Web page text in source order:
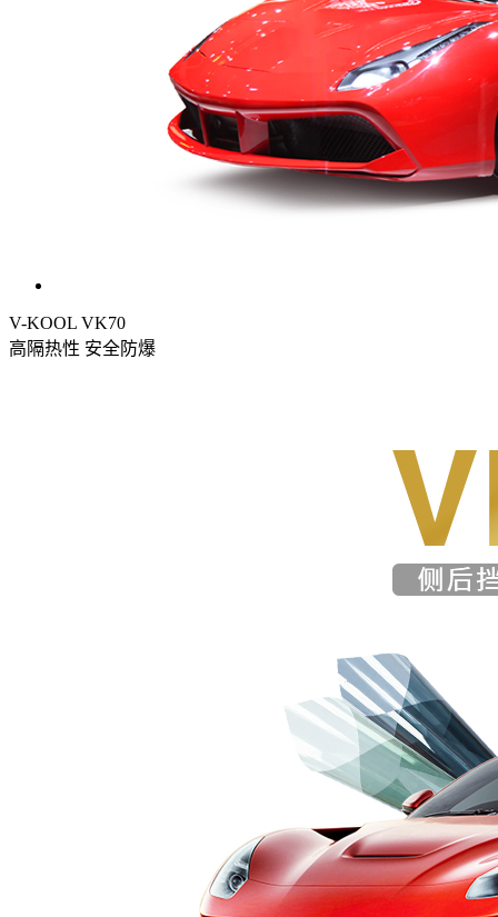
V-KOOL VK70
高隔热性 安全防爆